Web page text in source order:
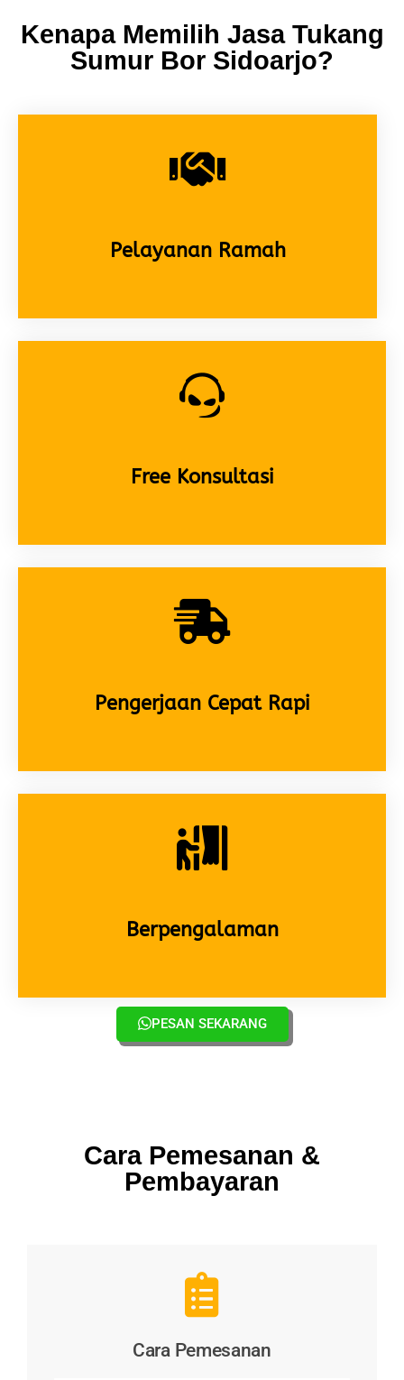
Kenapa Memilih Jasa Tukang
Sumur Bor Sidoarjo?
Pelayanan Ramah
Free Konsultasi
Pengerjaan Cepat Rapi
Berpengalaman
PESAN SEKARANG
Cara Pemesanan &
Pembayaran
Cara Pemesanan